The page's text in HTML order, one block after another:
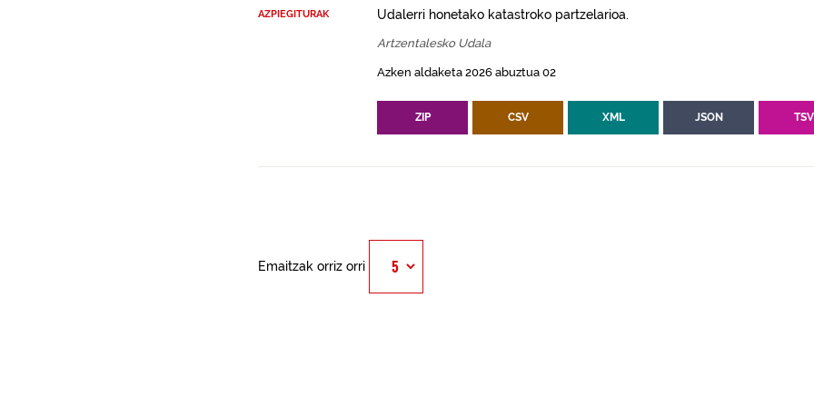
AZPIEGITURAK
Udalerri honetako katastroko partzelarioa.
Artzentalesko Udala
Azken aldaketa 2026 abuztua 02
ZIP CSV XML JSON TSV
Emaitzak orriz orri